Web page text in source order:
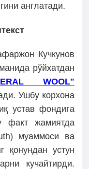
англатади.
Кучкунов
рўйхатдан
WOOL"
Ушбу корхона
устав фондига
факт жамиятда
муаммоси ва
қонундан устун
кучайтирди.